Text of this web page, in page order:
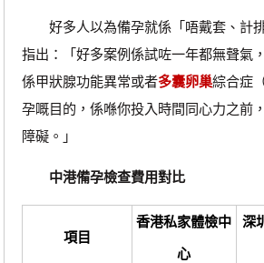
好多人以為備孕就係「唔戴套、計
指出：「好多案例係試咗一年都無聲氣
係甲狀腺功能異常或者多囊卵巢綜合症
孕嘅目的，係喺你投入時間同心力之前
障礙。」
中港備孕檢查費用對比
項目
香港私家體檢中
心
深